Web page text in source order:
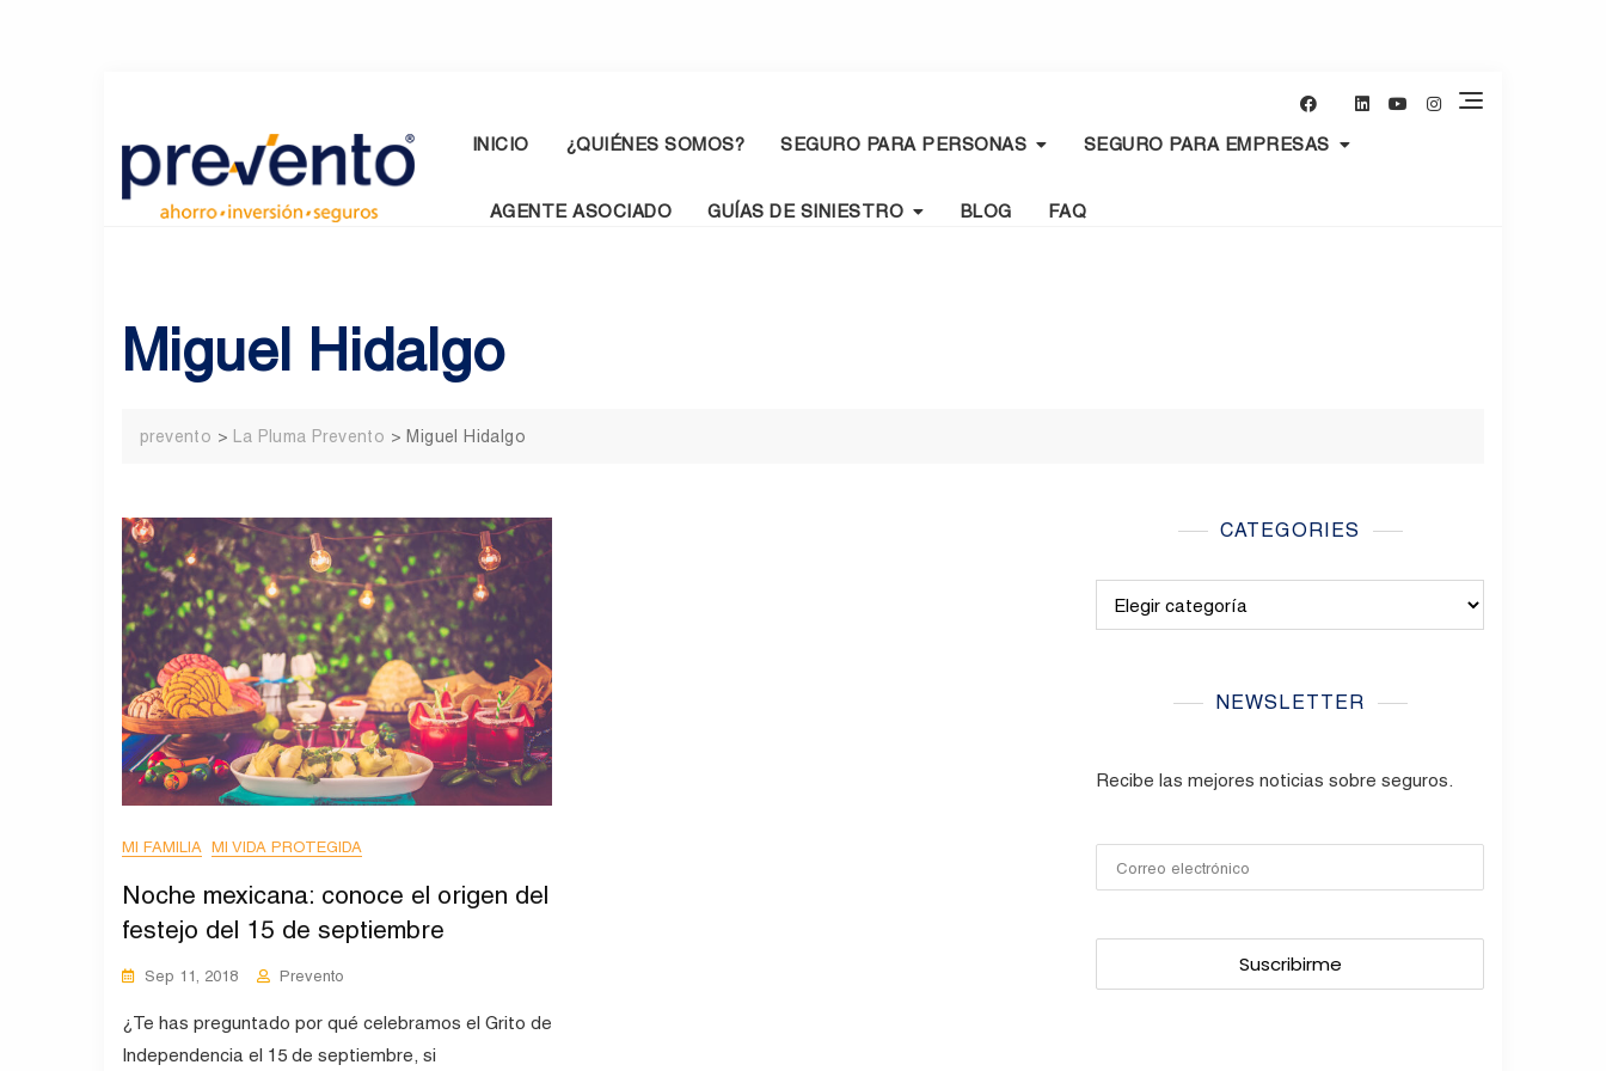
content
INICIO ¿QUIÉNES SOMOS? SEGURO PARA PERSONAS SEGURO PARA EMPRESAS
AGENTE ASOCIADO GUÍAS DE SINIESTRO BLOG FAQ
Miguel Hidalgo
prevento > La Pluma Prevento > Miguel Hidalgo
MI FAMILIA MI VIDA PROTEGIDA
Noche mexicana: conoce el origen del
festejo del 15 de septiembre
Sep 11, 2018 Prevento
¿Te has preguntado por qué celebramos el Grito de
Independencia el 15 de septiembre, si
CATEGORIES
NEWSLETTER
Recibe las mejores noticias sobre seguros.